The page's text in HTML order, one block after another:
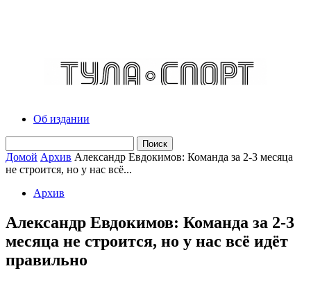
Об издании
Домой Архив Александр Евдокимов: Команда за 2-3 месяца
не строится, но у нас всё...
Архив
Александр Евдокимов: Команда за 2-3
месяца не строится, но у нас всё идёт
правильно